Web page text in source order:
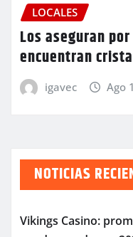
LOCALES
Los aseguran
encuentran
igavec Ago
NOTICIAS
Vikings Casino: